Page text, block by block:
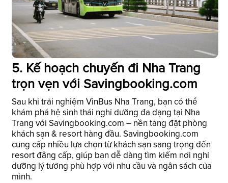
5. Kế hoạch chuyến đi Nha Trang
trọn vẹn với Savingbooking.com
Sau khi trải nghiệm VinBus Nha Trang, bạn có thể
khám phá hệ sinh thái nghỉ dưỡng đa dạng tại Nha
Trang với Savingbooking.com – nền tảng đặt phòng
khách sạn & resort hàng đầu. Savingbooking.com
cung cấp nhiều lựa chọn từ khách sạn sang trọng đến
resort đẳng cấp, giúp bạn dễ dàng tìm kiếm nơi nghỉ
dưỡng lý tưởng phù hợp với nhu cầu và ngân sách của
mình.